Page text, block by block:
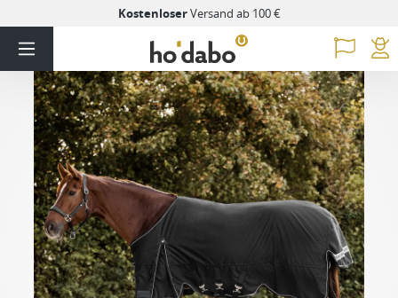
KostenloserVersand ab 100 €